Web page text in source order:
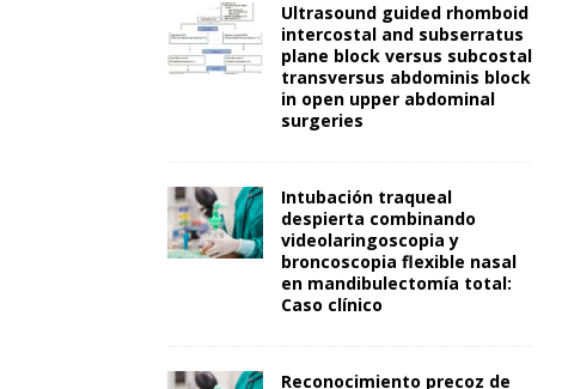
Ultrasound guided rhomboid
intercostal and subserratus
plane block versus subcostal
transversus abdominis block
in open upper abdominal
surgeries
Intubación traqueal
despierta combinando
videolaringoscopia y
broncoscopia flexible nasal
en mandibulectomía total:
Caso clínico
Reconocimiento precoz de